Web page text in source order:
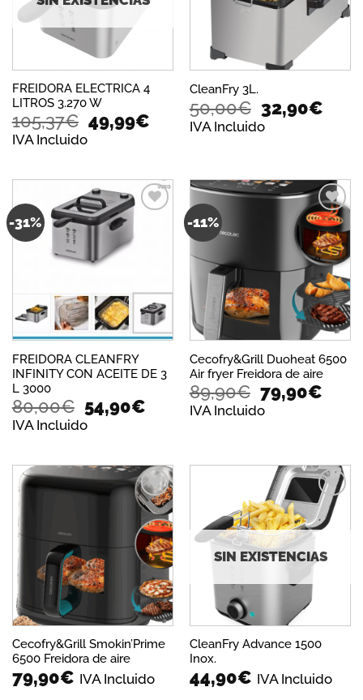
FREIDORA ELECTRICA 4
LITROS 3.270 W
105,37€ El
precio
105,37€.
49,99€
precio
49,99€.
IVA Incluido
CleanFry 3L.
50,00€ El
precio
50,00€.
32,90€
IVA Incluido
-31%
FREIDORA CLEANFRY
INFINITY CON ACEITE DE 3
L 3000
80,00€ El
precio
80,00€.
54,90€
precio
54,90€.
IVA Incluido
-11%
Añadir
a la
lista de
deseos
Cecofry&Grill Duoheat 6500
Air fryer Freidora de aire
89,90€ El
precio
79,90€
IVA Incluido
Añadir
a la
lista de
deseos
Cecofry&Grill Smokin’Prime
6500 Freidora de aire
79,90€ IVA Incluido
Añadir
a la
lista de
SIN EXISTENCIAS
CleanFry Advance 1500
Inox.
44,90€ IVA Incluido